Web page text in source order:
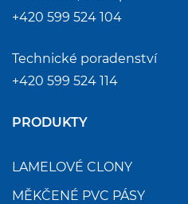
+420 599 524 104
Technické poradenství
+420 599 524 114
PRODUKTY
LAMELOVÉ CLONY
MĚKČENÉ PVC PÁSY